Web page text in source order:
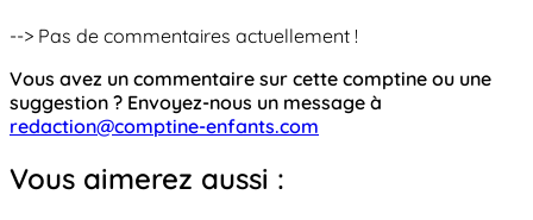
--> Pas de commentaires actuellement !
Vous avez un commentaire sur cette comptine ou une
suggestion ? Envoyez-nous un message à
redaction@comptine-enfants.com
Vous aimerez aussi :